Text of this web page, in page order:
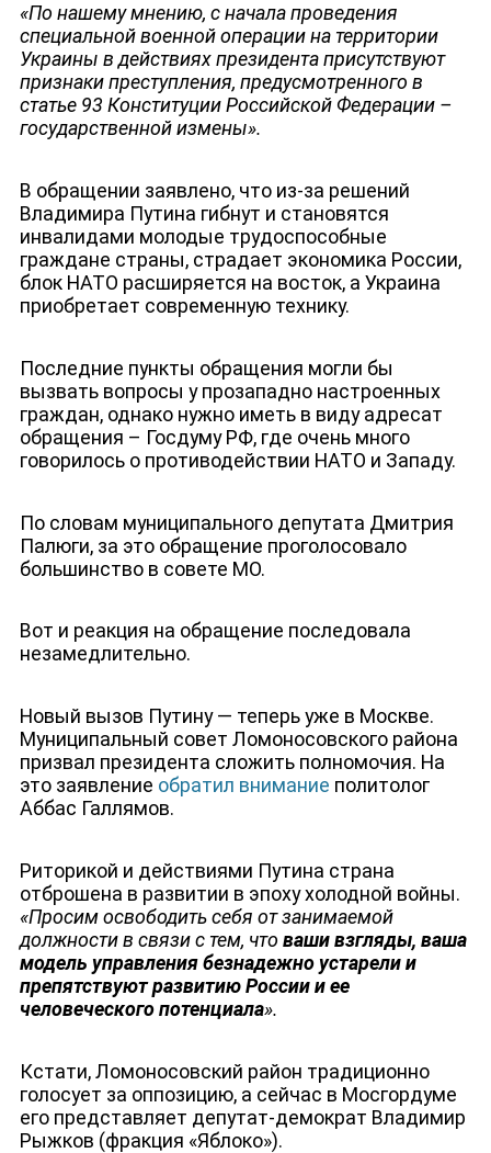
ДЕПУТАТЫ К СЪЕЗДУ
ЮТУБ-КАНАЛ
«По нашему мнению, с начала проведения
специальной военной операции на территории
Украины в действиях президента присутствуют
признаки преступления, предусмотренного в
статье 93 Конституции Российской Федерации –
государственной измены».
В обращении заявлено, что из-за решений
Владимира Путина гибнут и становятся
инвалидами молодые трудоспособные
граждане страны, страдает экономика России,
блок НАТО расширяется на восток, а Украина
приобретает современную технику.
Последние пункты обращения могли бы
вызвать вопросы у прозападно настроенных
граждан, однако нужно иметь в виду адресат
обращения – Госдуму РФ, где очень много
говорилось о противодействии НАТО и Западу.
По словам муниципального депутата Дмитрия
Палюги, за это обращение проголосовало
большинство в совете МО.
Вот и реакция на обращение последовала
незамедлительно.
Новый вызов Путину — теперь уже в Москве.
Муниципальный совет Ломоносовского района
призвал президента сложить полномочия. На
это заявление обратил внимание политолог
Аббас Галлямов.
Риторикой и действиями Путина страна
отброшена в развитии в эпоху холодной войны.
«Просим освободить себя от занимаемой
должности в связи с тем, что ваши взгляды, ваша
модель управления безнадежно устарели и
препятствуют развитию России и ее
человеческого потенциала».
Кстати, Ломоносовский район традиционно
голосует за оппозицию, а сейчас в Мосгордуме
его представляет депутат-демократ Владимир
Рыжков (фракция «Яблоко»).